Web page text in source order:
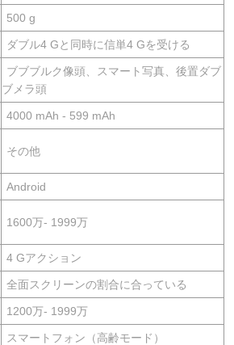
500 g
ダブル4 Gと同時に信単4 Gを受ける
ブブブルク像頭、スマート写真、後置ダブ
ブメラ頭
4000 mAh - 599 mAh
その他
Android
1600万- 1999万
4 Gアクション
全面スクリーンの割合に合っている
1200万- 1999万
スマートフォン（高齢モード）